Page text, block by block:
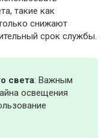
такие как
снижают
срок службы.
света: Важным
освещения